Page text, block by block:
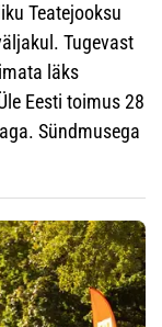
Teatejooksu
Tugevast
läks
Eesti toimus 28
Sündmusega